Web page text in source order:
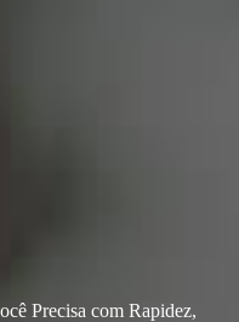
Precisa com Rapidez,